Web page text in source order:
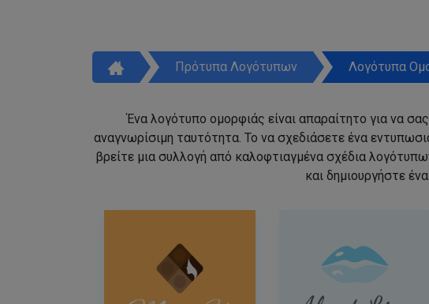
Πρότυπα Λογότυπων Λογότυπα
Ένα λογότυπο ομορφιάς είναι απαραίτητο για να
αναγνωρίσιμη ταυτότητα. Το να σχεδιάσετε ένα
βρείτε μια συλλογή από καλοφτιαγμένα σχέδια
και δημιουργήστε